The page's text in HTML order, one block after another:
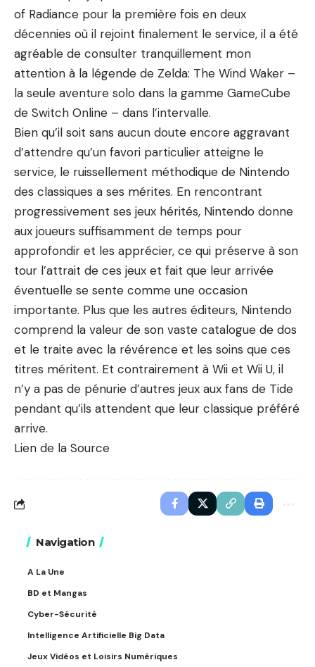
of Radiance pour la première fois en deux
décennies où il rejoint finalement le service, il a été
agréable de consulter tranquillement mon
attention à la légende de Zelda: The Wind Waker –
la seule aventure solo dans la gamme GameCube
de Switch Online – dans l’intervalle.
Bien qu’il soit sans aucun doute encore aggravant
d’attendre qu’un favori particulier atteigne le
service, le ruissellement méthodique de Nintendo
des classiques a ses mérites. En rencontrant
progressivement ses jeux hérités, Nintendo donne
aux joueurs suffisamment de temps pour
approfondir et les apprécier, ce qui préserve à son
tour l’attrait de ces jeux et fait que leur arrivée
éventuelle se sente comme une occasion
importante. Plus que les autres éditeurs, Nintendo
comprend la valeur de son vaste catalogue de dos
et le traite avec la révérence et les soins que ces
titres méritent. Et contrairement à Wii et Wii U, il
n’y a pas de pénurie d’autres jeux aux fans de Tide
pendant qu’ils attendent que leur classique préféré
arrive.
Lien de la Source
Navigation
A La Une
BD et Mangas
Cyber-Sécurité
Intelligence Artificielle Big Data
Jeux Vidéos et Loisirs Numériques